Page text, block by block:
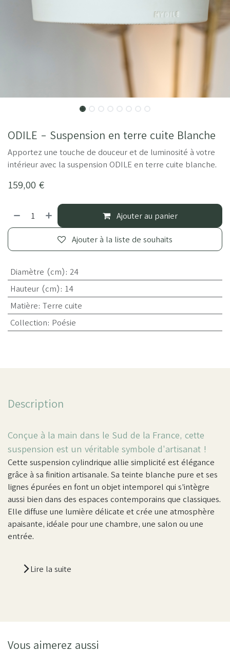
ODILE - Suspension en terre cuite Blanche
Apportez une touche de douceur et de luminosité à votre
intérieur avec la suspension ODILE en terre cuite blanche.
159,00 €
Ajouter au panier
Ajouter à la liste de souhaits
Diamètre (cm): 24
Hauteur (cm): 14
Matière: Terre cuite
Collection: Poésie
Description
Conçue à la main dans le Sud de la France, cette
suspension est un véritable symbole d'artisanat !
Cette suspension cylindrique allie simplicité est élégance
grâce à sa finition artisanale. Sa teinte blanche pure et ses
lignes épurées en font un objet intemporel qui s'intègre
aussi bien dans des espaces contemporains que classiques.
Elle diffuse une lumière délicate et crée une atmosphère
apaisante, idéale pour une chambre, une salon ou une
entrée.
Lire la suite
Vous aimerez aussi